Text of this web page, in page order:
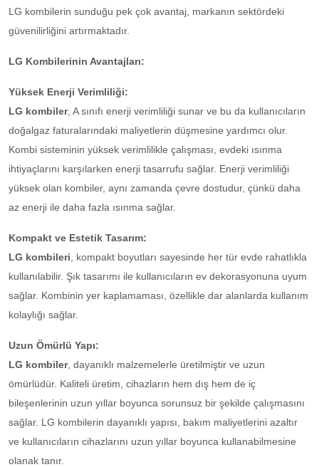
LG kombilerin sunduğu pek çok avantaj, markanın sektördeki
güvenilirliğini artırmaktadır.
LG Kombilerinin Avantajları:
Yüksek Enerji Verimliliği:
LG kombiler, A sınıfı enerji verimliliği sunar ve bu da kullanıcıların
doğalgaz faturalarındaki maliyetlerin düşmesine yardımcı olur.
Kombi sisteminin yüksek verimlilikle çalışması, evdeki ısınma
ihtiyaçlarını karşılarken enerji tasarrufu sağlar. Enerji verimliliği
yüksek olan kombiler, aynı zamanda çevre dostudur, çünkü daha
az enerji ile daha fazla ısınma sağlar.
Kompakt ve Estetik Tasarım:
LG kombileri , kompakt boyutları sayesinde her tür evde rahatlıkla
kullanılabilir. Şık tasarımı ile kullanıcıların ev dekorasyonuna uyum
sağlar. Kombinin yer kaplamaması, özellikle dar alanlarda kullanım
kolaylığı sağlar.
Uzun Ömürlü Yapı:
LG kombiler, dayanıklı malzemelerle üretilmiştir ve uzun
ömürlüdür. Kaliteli üretim, cihazların hem dış hem de iç
bileşenlerinin uzun yıllar boyunca sorunsuz bir şekilde çalışmasını
sağlar. LG kombilerin dayanıklı yapısı, bakım maliyetlerini azaltır
ve kullanıcıların cihazlarını uzun yıllar boyunca kullanabilmesine
olanak tanır.